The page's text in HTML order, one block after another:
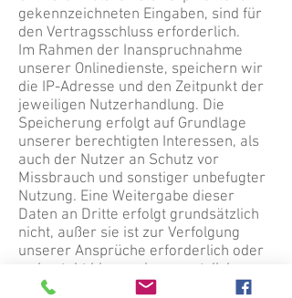
gekennzeichneten Eingaben, sind für
den Vertragsschluss erforderlich.
Im Rahmen der Inanspruchnahme
unserer Onlinedienste, speichern wir
die IP-Adresse und den Zeitpunkt der
jeweiligen Nutzerhandlung. Die
Speicherung erfolgt auf Grundlage
unserer berechtigten Interessen, als
auch der Nutzer an Schutz vor
Missbrauch und sonstiger unbefugter
Nutzung. Eine Weitergabe dieser
Daten an Dritte erfolgt grundsätzlich
nicht, außer sie ist zur Verfolgung
unserer Ansprüche erforderlich oder
es besteht hierzu eine gesetzliche
Verpflichtung gem. Art. 6 Abs. 1 lit. c